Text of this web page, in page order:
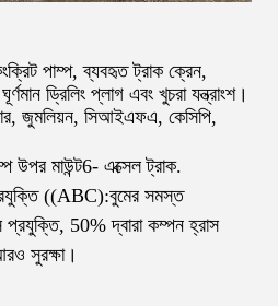
পাম্প, ব্যবহৃত ট্রাক ক্রেন,
ড্রিলিং প্লাগ এবং খুচরা যন্ত্রাংশ।
জুমলিয়ন, সিআইএফএ, কেসিপি,
উপর মাউন্ট6- এক্সেল ট্রাক.
((ABC):বুমের সমস্ত
50% দ্বারা কম্পন হ্রাস
সুরক্ষা।